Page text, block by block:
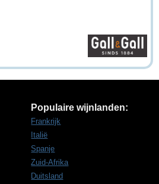
Populaire wijnlanden:
Frankrijk
Italië
Spanje
Zuid-Afrika
Duitsland